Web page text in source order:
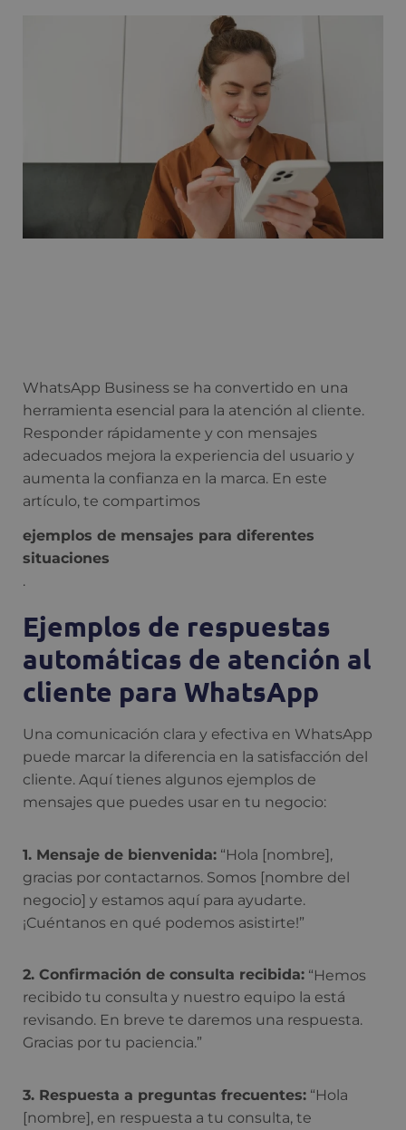
WhatsApp Business se ha convertido en una
herramienta esencial para la atención al cliente.
Responder rápidamente y con mensajes
adecuados mejora la experiencia del usuario y
aumenta la confianza en la marca. En este
artículo, te compartimos
ejemplos de mensajes para diferentes
situaciones
.
Ejemplos de respuestas
automáticas de atención al
cliente para WhatsApp
Una comunicación clara y efectiva en WhatsApp
puede marcar la diferencia en la satisfacción del
cliente. Aquí tienes algunos ejemplos de
mensajes que puedes usar en tu negocio:
1. Mensaje de bienvenida: “Hola [nombre],
gracias por contactarnos. Somos [nombre del
negocio] y estamos aquí para ayudarte.
¡Cuéntanos en qué podemos asistirte!”
2. Confirmación de consulta recibida: “Hemos
recibido tu consulta y nuestro equipo la está
revisando. En breve te daremos una respuesta.
Gracias por tu paciencia.”
3. Respuesta a preguntas frecuentes: “Hola
[nombre], en respuesta a tu consulta, te